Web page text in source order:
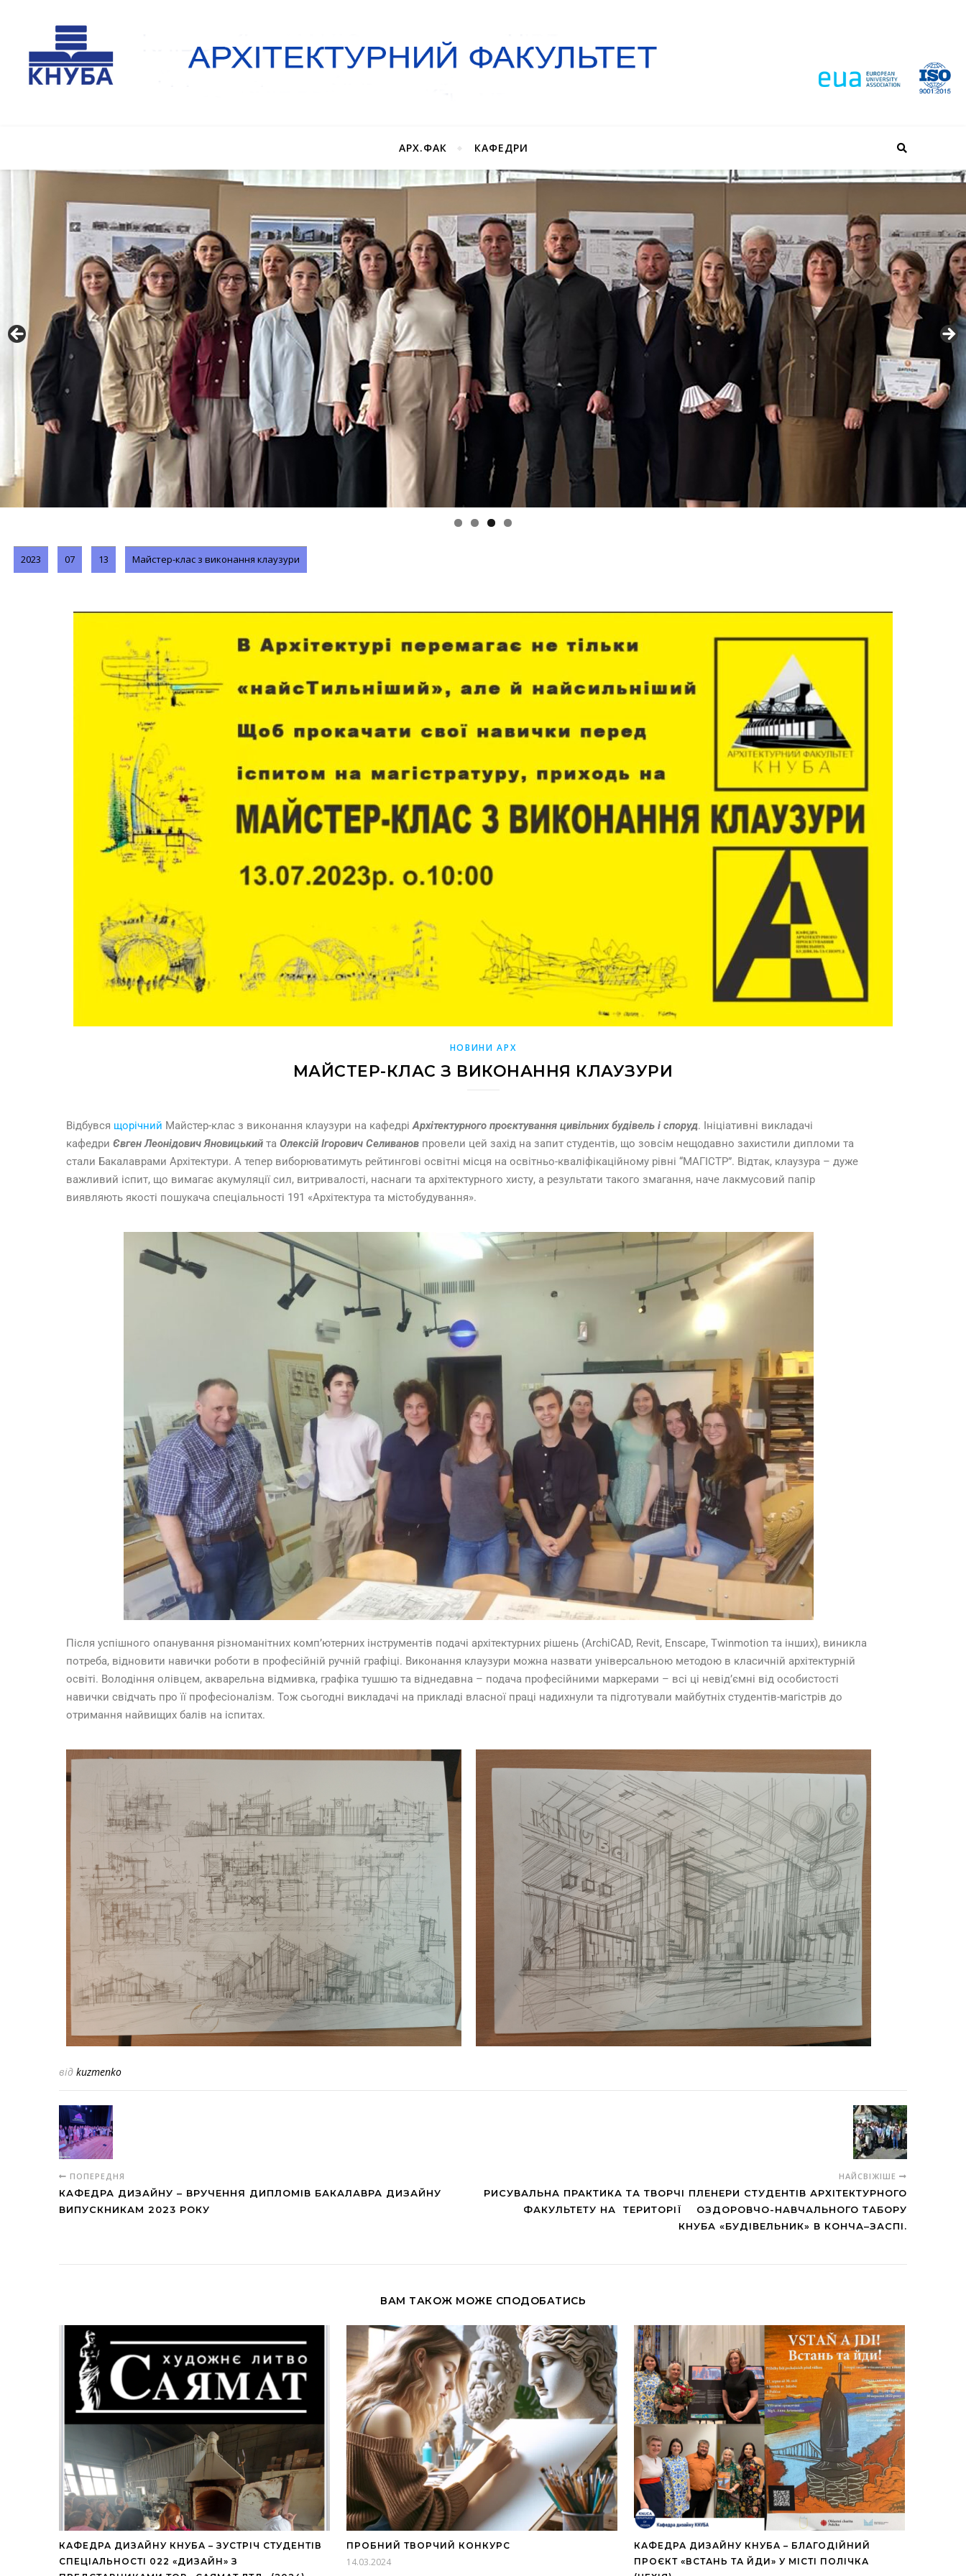
АРХ.ФАК КАФЕДРИ
2023 07 13 Майстер-клас з виконання клаузури
НОВИНИ АРХ
МАЙСТЕР-КЛАС З ВИКОНАННЯ КЛАУЗУРИ
Відбувся щорічний Майстер-клас з виконання клаузури на кафедріАрхітектурного проєктування цивільних будівель і споруд. Ініціативні викладачі
кафедри Євген Леонідович Яновицький та Олексій Ігорович Селиванов провели цей захід на запит студентів, що зовсім нещодавно захистили дипломи та
стали Бакалаврами Архітектури. А тепер виборюватимуть рейтингові освітні місця на освітньо-кваліфікаційному рівні “МАГІСТР”. Відтак, клаузура – дуже
важливий іспит, що вимагає акумуляції сил, витривалості, наснаги та архітектурного хисту, а результати такого змагання, наче лакмусовий папір
виявляють якості пошукача спеціальності 191 «Архітектура та містобудування».
Після успішного опанування різноманітних комп’ютерних інструментів подачі архітектурних рішень (ArchiCAD, Revit, Enscape, Twinmotion та інших), виникла
потреба, відновити навички роботи в професійній ручній графіці. Виконання клаузури можна назвати універсальною методою в класичній архітектурній
освіті. Володіння олівцем, акварельна відмивка, графіка тушшю та віднедавна – подача професійними маркерами – всі ці невід’ємні від особистості
навички свідчать про її професіоналізм. Тож сьогодні викладачі на прикладі власної праці надихнули та підготували майбутніх студентів-магістрів до
отримання найвищих балів на іспитах.
від kuzmenko
ПОПЕРЕДНЯ
КАФЕДРА ДИЗАЙНУ – ВРУЧЕННЯ ДИПЛОМІВ БАКАЛАВРА ДИЗАЙНУ
ВИПУСКНИКАМ 2023 РОКУ
НАЙСВІЖІШЕ
РИСУВАЛЬНА ПРАКТИКА ТА ТВОРЧІ ПЛЕНЕРИ СТУДЕНТІВ АРХІТЕКТУРНОГО
ФАКУЛЬТЕТУ НА ТЕРИТОРІЇ ОЗДОРОВЧО-НАВЧАЛЬНОГО ТАБОРУ
КНУБА «БУДІВЕЛЬНИК» В КОНЧА–ЗАСПІ.
ВАМ ТАКОЖ МОЖЕ СПОДОБАТИСЬ
КАФЕДРА ДИЗАЙНУ КНУБА – ЗУСТРІЧ СТУДЕНТІВ
СПЕЦІАЛЬНОСТІ 022 «ДИЗАЙН» З
ПРОБНИЙ ТВОРЧИЙ КОНКУРС
14.03.2024
КАФЕДРА ДИЗАЙНУ КНУБА – БЛАГОДІЙНИЙ
ПРОЄКТ «ВСТАНЬ ТА ЙДИ» У МІСТІ ПОЛІЧКА